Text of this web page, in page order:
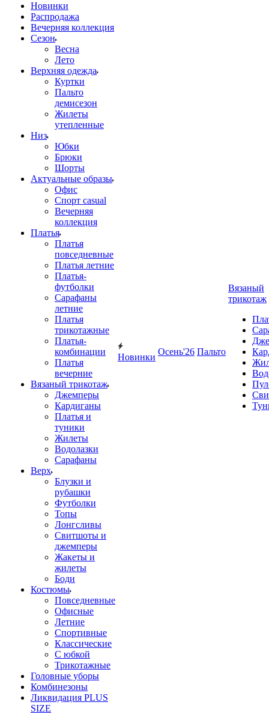
Новинки
Распродажа
Вечерняя коллекция
Сезон
Весна
Лето
Верхняя одежда
Куртки
Пальто
демисезон
Жилеты
утепленные
Низ
Юбки
Брюки
Шорты
Актуальные образы
Офис
Спорт casual
Вечерняя
коллекция
Платья
Платья
повседневные
Платья летние
Платья-
футболки
Сарафаны
летние
Платья
трикотажные
Платья-
комбинации
Платья
вечерние
Вязаный трикотаж
Джемперы
Кардиганы
Платья и
туники
Жилеты
Водолазки
Сарафаны
Верх
Блузки и
рубашки
Футболки
Топы
Лонгсливы
Свитшоты и
джемперы
Жакеты и
жилеты
Боди
Костюмы
Повседневные
Офисные
Летние
Спортивные
Классические
С юбкой
Трикотажные
Головные уборы
Комбинезоны
Ликвидация PLUS
SIZE
Новинки
Осень'26 Пальто
Вязаный
трикотаж